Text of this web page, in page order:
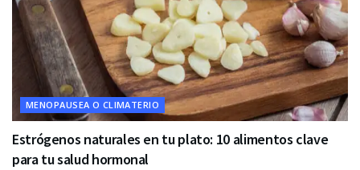
MENOPAUSEA O CLIMATERIO
Estrógenos naturales en tu plato: 10 alimentos clave
para tu salud hormonal